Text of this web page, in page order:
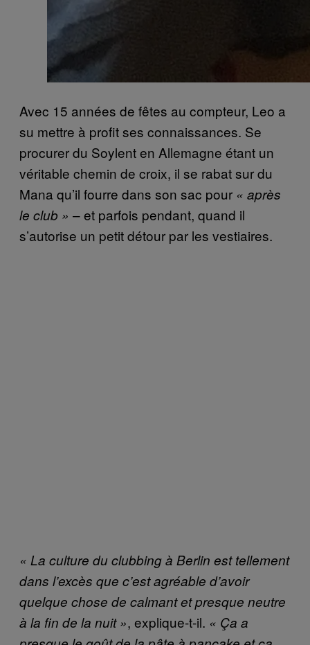
Avec 15 années de fêtes au compteur, Leo a
su mettre à profit ses connaissances. Se
procurer du Soylent en Allemagne étant un
véritable chemin de croix, il se rabat sur du
Mana qu’il fourre dans son sac pour « après
le club » – et parfois pendant, quand il
s’autorise un petit détour par les vestiaires.
« La culture du clubbing à Berlin est tellement
dans l’excès que c’est agréable d’avoir
quelque chose de calmant et presque neutre
à la fin de la nuit », explique-t-il. « Ça a